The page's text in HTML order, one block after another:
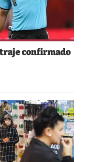
confirmado